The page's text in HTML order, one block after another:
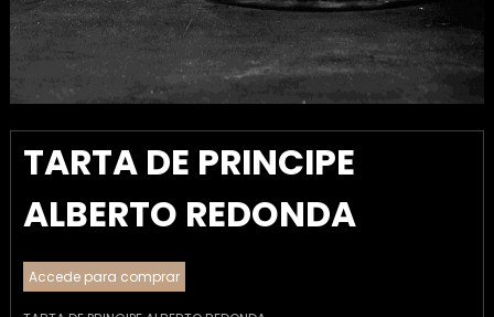
TARTA DE PRINCIPE
ALBERTO REDONDA
Accede para comprar